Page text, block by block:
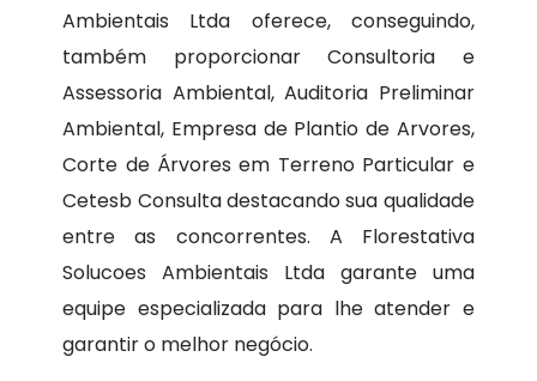
Ambientais Ltda oferece, conseguindo,
também proporcionar Consultoria e
Assessoria Ambiental, Auditoria Preliminar
Ambiental, Empresa de Plantio de Arvores,
Corte de Árvores em Terreno Particular e
Cetesb Consulta destacando sua qualidade
entre as concorrentes. A Florestativa
Solucoes Ambientais Ltda garante uma
equipe especializada para lhe atender e
garantir o melhor negócio.